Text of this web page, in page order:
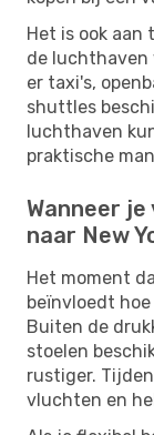
Het is ook
de luchthaven
er taxi's,
shuttles
luchthaven
praktische
Wanneer
naar New
Het moment
beïnvloedt
Buiten de
stoelen
rustiger.
vluchten en